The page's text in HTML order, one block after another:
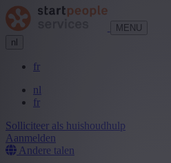
MENU
nl
fr
nl
fr
Solliciteer als huishoudhulp
Aanmelden
Andere talen